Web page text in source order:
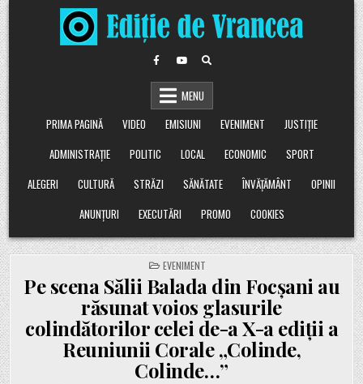
Skip
to
content
MENU
PRIMA PAGINĂ
VIDEO EMISIUNI EVENIMENT
JUSTIȚIE
ADMINISTRAȚIE
POLITIC LOCAL ECONOMIC
SPORT
ALEGERI
CULTURĂ STRĂZI SĂNĂTATE ÎNVĂȚĂMÂNT
OPINII
ANUNȚURI
EXECUTĂRI PROMO COOKIES
POSTED
IN
EVENIMENT
Pe scena Sălii Balada din Focșani au
răsunat voios glasurile
colindătorilor celei de-a X-a ediții a
Reuniunii Corale „Colinde,
Colinde…”